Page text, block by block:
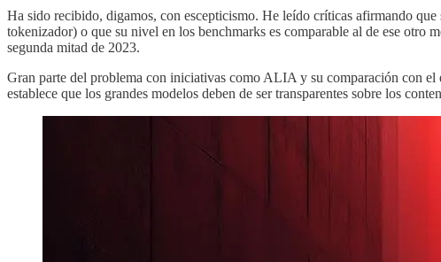
Ha sido recibido, digamos, con escepticismo. He leído críticas afirmando
tokenizador) o que su nivel en los benchmarks es comparable al de ese
segunda mitad de 2023.
Gran parte del problema con iniciativas como ALIA y su comparación con
establece que los grandes modelos deben de ser transparentes sobre los